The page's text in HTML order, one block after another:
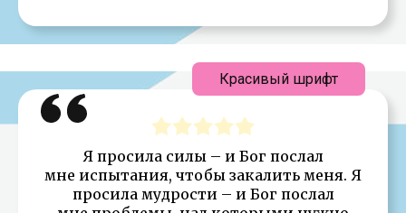
Я просила силы – и Бог послал
мне испытания, чтобы закалить меня. Я
просила мудрости – и Бог послал
Красивый шрифт